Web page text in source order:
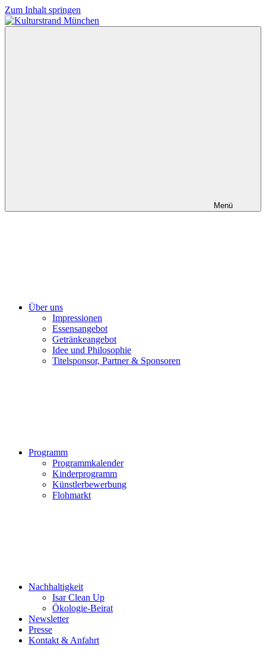
Zum Inhalt springen
Menü
Über uns
Impressionen
Essensangebot
Getränkeangebot
Idee und Philosophie
Titelsponsor, Partner & Sponsoren
Programm
Programmkalender
Kinderprogramm
Künstlerbewerbung
Flohmarkt
Nachhaltigkeit
Isar Clean Up
Ökologie-Beirat
Newsletter
Presse
Kontakt & Anfahrt